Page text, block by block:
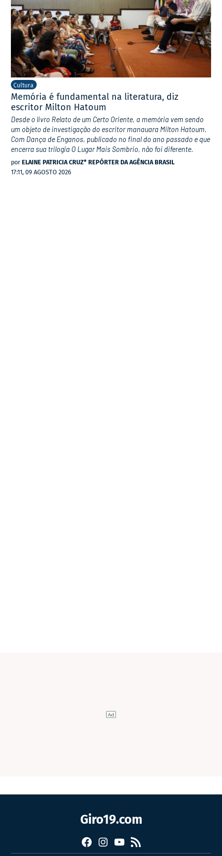
Cultura
Memória é fundamental na literatura, diz
escritor Milton Hatoum
Desde o livro Relato de um Certo Oriente, a memória vem sendo
um objeto de investigação do escritor manauara Milton Hatoum.
Com Dança de Enganos, publicado no final do ano passado e que
encerra sua trilogia O Lugar Mais Sombrio, não foi diferente.
por ELAINE PATRICIA CRUZ* REPÓRTER DA AGÊNCIA BRASIL
17:11, 09 AGOSTO 2026
Giro19.com
FacebookInstagram
YouTube
RSS